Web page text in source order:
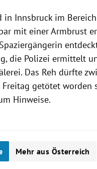
in Innsbruck im
mit einer Armbrust
die Polizei ermittelt
Das Reh dürfte
getötet worden
Hinweise.
Mehr aus Österreich